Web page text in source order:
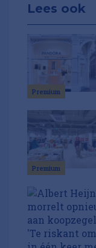
Lees ook
Premium
Premium